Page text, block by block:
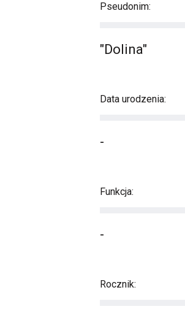
Pseudonim:
"Dolina"
Data urodzenia:
-
Funkcja:
-
Rocznik: